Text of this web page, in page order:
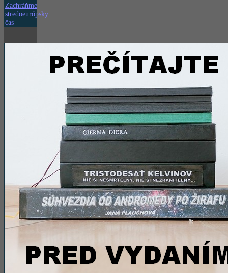
Zachráňme
stredoeurópsky
čas